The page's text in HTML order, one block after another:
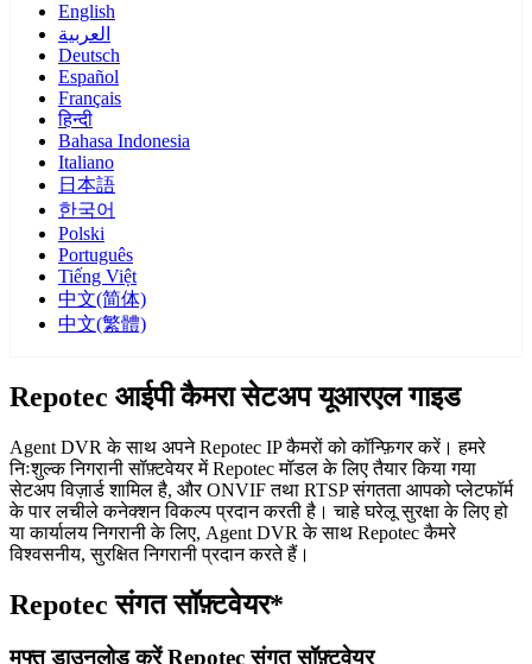
English
العربية
Deutsch
Español
Français
हिन्दी
Bahasa Indonesia
Italiano
日本語
한국어
Polski
Português
Tiếng Việt
中文(简体)
中文(繁體)
Repotec आईपी कैमरा सेटअप यूआरएल गाइड
Agent DVR के साथ अपने Repotec IP कैमरों को कॉन्फ़िगर करें। हमरे
निःशुल्क निगरानी सॉफ़्टवेयर में Repotec मॉडल के लिए तैयार किया गया
सेटअप विज़ार्ड शामिल है, और ONVIF तथा RTSP संगतता आपको प्लेटफॉर्म
के पार लचीले कनेक्शन विकल्प प्रदान करती है। चाहे घरेलू सुरक्षा के लिए हो
या कार्यालय निगरानी के लिए, Agent DVR के साथ Repotec कैमरे
विश्वसनीय, सुरक्षित निगरानी प्रदान करते हैं।
Repotec संगत सॉफ़्टवेयर*
मुफ्त डाउनलोड करें Repotec संगत सॉफ़्टवेयर